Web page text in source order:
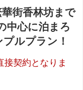
街香林坊まで
中心に泊まろ
ルプラン！
接契約となりま